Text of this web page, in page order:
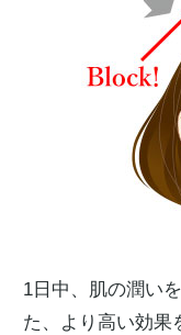
1日中、肌の潤い
た、より高い効果